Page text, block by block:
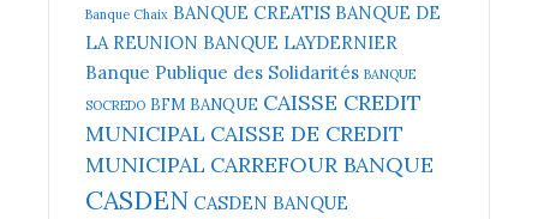
Banque Chaix BANQUE CREATIS BANQUE DE
LA REUNION BANQUE LAYDERNIER
Banque Publique des Solidarités BANQUE
SOCREDO BFM BANQUE CAISSE CREDIT
MUNICIPAL CAISSE DE CREDIT
MUNICIPAL CARREFOUR BANQUE
CASDEN CASDEN BANQUE